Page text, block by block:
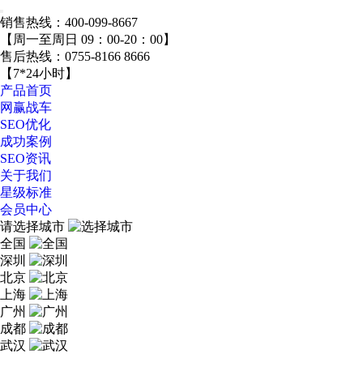
销售热线： 400-099-8667
【周一至周日 09：00-20：00】
售后热线： 0755-8166 8666
【7*24小时】
产品首页
网赢战车
SEO优化
成功案例
SEO资讯
关于我们
星级标准
会员中心
请选择城市
全国
深圳
北京
上海
广州
成都
武汉